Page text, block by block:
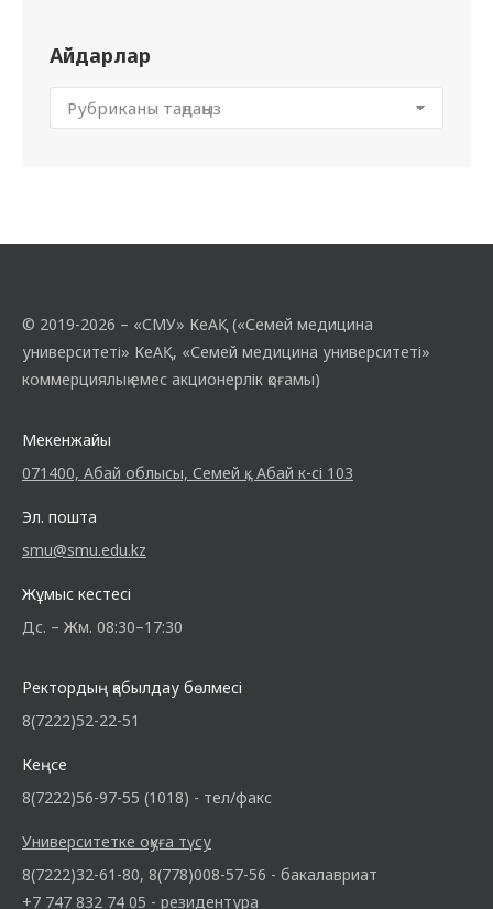
Айдарлар
© 2019-2026 – «СМУ» КеАҚ («Семей медицина
университеті» КеАҚ, «Семей медицина университеті»
коммерциялық емес акционерлік қоғамы)
Мекенжайы
071400, Абай облысы, Семей қ., Абай к-сі 103
Эл. пошта
smu@smu.edu.kz
Жұмыс кестесі
Дс. – Жм. 08:30–17:30
Ректордың қабылдау бөлмесі
8(7222)52-22-51
Кеңсе
8(7222)56-97-55 (1018) - тел/факс
Университетке оқуға түсу
8(7222)32-61-80, 8(778)008-57-56 - бакалавриат
+7 747 832 74 05 - резидентура